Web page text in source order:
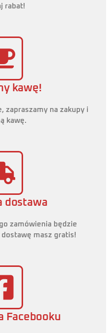
rabat!
kawę!
zapraszamy na zakupy i
kawę.
dostawa
zamówienia będzie
masz gratis!
Facebooku